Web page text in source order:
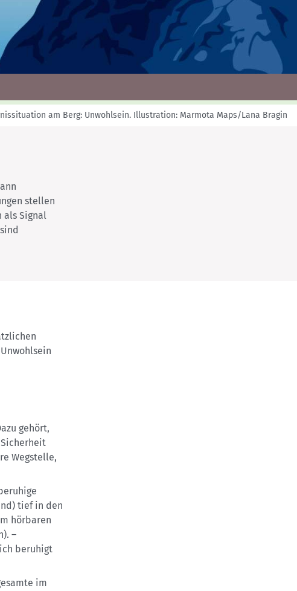
Wandern und Bergsteigen
Wettkampfklettern
am Berg: Unwohlsein. Illustration: Marmota Maps/Lana Bragin
stellen
als Signal
gehört,
Wegstelle,
tief in den
hörbaren
–
beruhigt
im